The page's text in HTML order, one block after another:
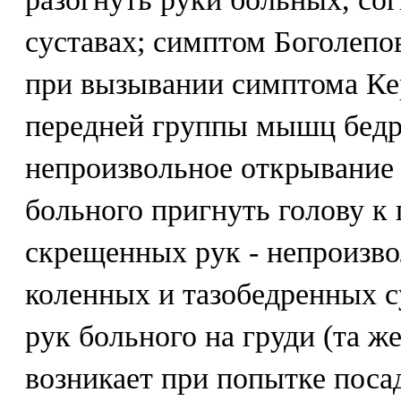
суставах; симптом
при вызывании симптома
передней группы мышц
непроизвольное
больного пригнуть голову
скрещенных рук -
коленных и тазобедренных
рук больного на груди (та
возникает при попытке